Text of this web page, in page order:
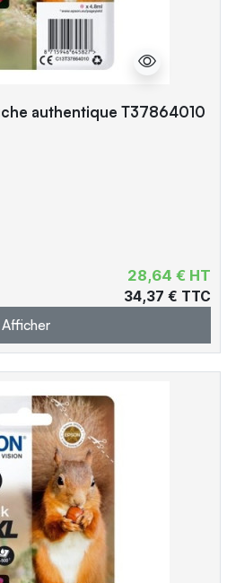
authentique T37864010
28,64 € HT
34,37 € TTC
Afficher